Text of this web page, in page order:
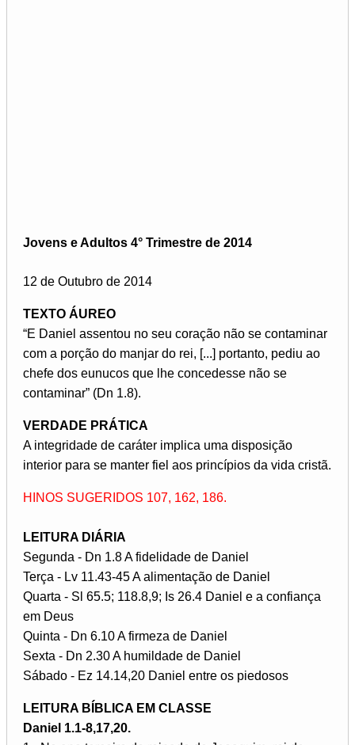
Jovens e Adultos 4° Trimestre de 2014
12 de Outubro de 2014
TEXTO ÁUREO
“E Daniel assentou no seu coração não se contaminar
com a porção do manjar do rei, [...] portanto, pediu ao
chefe dos eunucos que lhe concedesse não se
contaminar” (Dn 1.8).
VERDADE PRÁTICA
A integridade de caráter implica uma disposição
interior para se manter fiel aos princípios da vida cristã.
HINOS SUGERIDOS 107, 162, 186.
LEITURA DIÁRIA
Segunda - Dn 1.8 A fidelidade de Daniel
Terça - Lv 11.43-45 A alimentação de Daniel
Quarta - Sl 65.5; 118.8,9; Is 26.4 Daniel e a confiança
em Deus
Quinta - Dn 6.10 A firmeza de Daniel
Sexta - Dn 2.30 A humildade de Daniel
Sábado - Ez 14.14,20 Daniel entre os piedosos
LEITURA BÍBLICA EM CLASSE
Daniel 1.1-8,17,20.